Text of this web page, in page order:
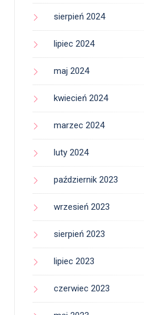
sierpień 2024
lipiec 2024
maj 2024
kwiecień 2024
marzec 2024
luty 2024
październik 2023
wrzesień 2023
sierpień 2023
lipiec 2023
czerwiec 2023